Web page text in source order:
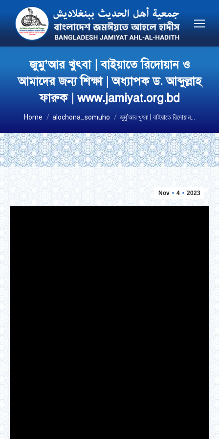
জুমু’আর খুৎবা | বাইয়াতে রিদোয়ান ও
আমাদের জন্য শিক্ষা | অধ্যাপক ড. আব্দুল্লাহ
ফারুক | www.jamiyat.org.bd
You are here:
Home alochona_somuho জুমু’আর খুৎবা | বাইয়াতে রিদোয়ান…
Nov 4 2023